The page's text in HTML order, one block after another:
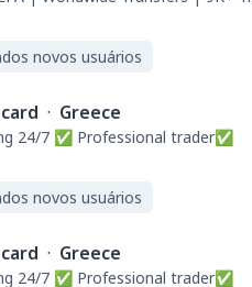
novos usuários
· Greece
24/7 ✅ Professional trader✅
novos usuários
· Greece
24/7 ✅ Professional trader✅